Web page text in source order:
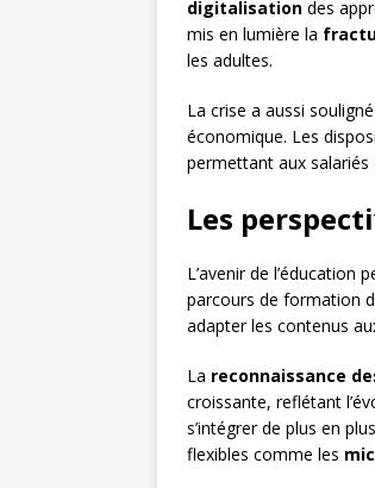
digitalisation des
mis en lumière la
les adultes.
La crise a aussi
économique. Les
permettant aux salariés
Les
L’avenir de l’éducation
parcours de formation
adapter les contenus
La reconnaissance
croissante, reflétant
s’intégrer de plus en
flexibles comme les